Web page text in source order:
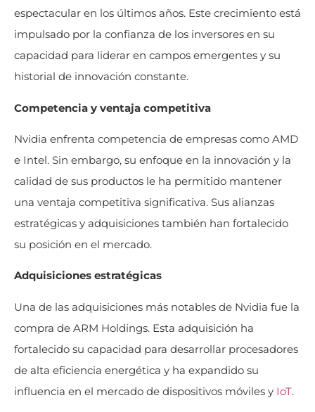
espectacular en los últimos años. Este crecimiento está
impulsado por la confianza de los inversores en su
capacidad para liderar en campos emergentes y su
historial de innovación constante.
Competencia y ventaja competitiva
Nvidia enfrenta competencia de empresas como AMD
e Intel. Sin embargo, su enfoque en la innovación y la
calidad de sus productos le ha permitido mantener
una ventaja competitiva significativa. Sus alianzas
estratégicas y adquisiciones también han fortalecido
su posición en el mercado.
Adquisiciones estratégicas
Una de las adquisiciones más notables de Nvidia fue la
compra de ARM Holdings. Esta adquisición ha
fortalecido su capacidad para desarrollar procesadores
de alta eficiencia energética y ha expandido su
influencia en el mercado de dispositivos móviles y IoT.